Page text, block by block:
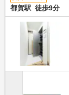
都賀駅 徒歩9分